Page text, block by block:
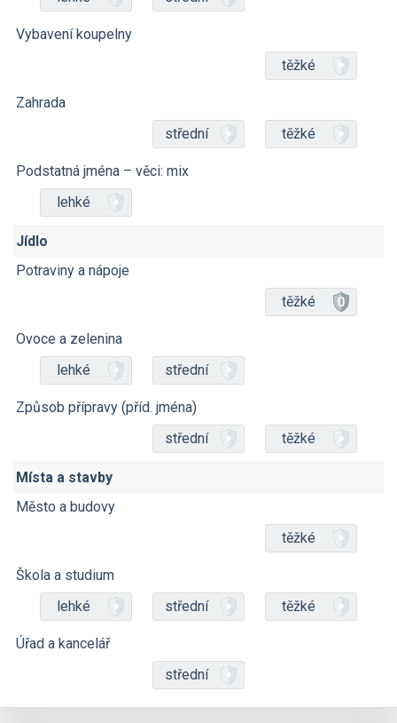
Vybavení koupelny
těžké
Zahrada
střední
těžké
Podstatná jména – věci: mix
lehké
Jídlo
Potraviny a nápoje
těžké
Ovoce a zelenina
lehké
střední
Způsob přípravy (příd. jména)
střední
těžké
Místa a stavby
Město a budovy
těžké
Škola a studium
lehké
střední těžké
Úřad a kancelář
střední